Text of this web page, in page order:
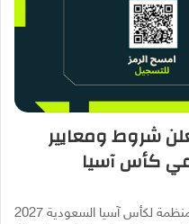
شروط ومعايير
كأس آسيا
رشاد اسكندراني أعلنت اللجنة المحلية المنظمة لكأس آسيا السعودية 2027